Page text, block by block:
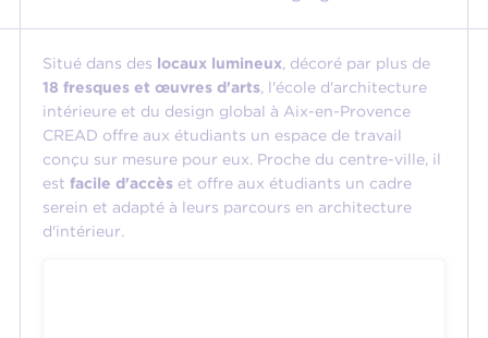
Situé dans des locaux lumineux, décoré par plus de
18 fresques et œuvres d'arts, l'école d'architecture
intérieure et du design global à Aix-en-Provence
CREAD offre aux étudiants un espace de travail
conçu sur mesure pour eux. Proche du centre-ville, il
est facile d'accèset offre aux étudiants un cadre
serein et adapté à leurs parcours en architecture
d'intérieur.